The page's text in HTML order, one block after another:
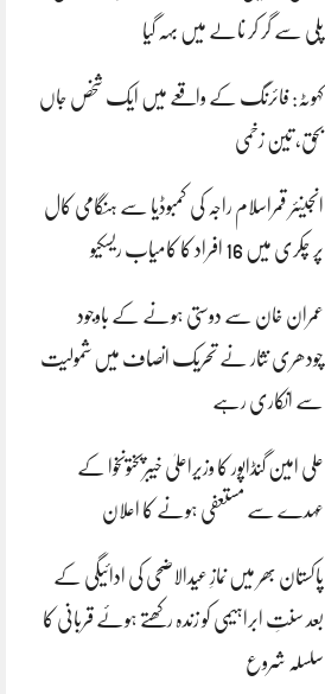
پلی سے گر کر نالے میں بہہ گیا
کہوٹہ: فائرنگ کے واقعے میں ایک شخص جاں
بحق، تین زخمی
انجینئر قمراسلام راجہ کی کمبوڈیا سے ہنگامی کال
پر چکری میں 16 افراد کا کامیاب ریسکیو
عمران خان سے دوستی ہونے کے باوجود
چودھری نثار نے تحریک انصاف میں شمولیت
سے انکاری رہے
علی امین گنڈاپور کا وزیراعلیٰ خیبرپختونخوا کے
عہدے سے مستعفی ہونے کا اعلان
پاکستان بھر میں نمازِ عیدالاضحی کی ادائیگی کے
بعد سنتِ ابراہیمی کو زندہ رکھتے ہوئے قربانی کا
سلسلہ شروع